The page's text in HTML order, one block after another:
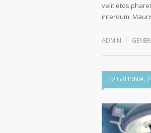
velit etos
interdum.
ADMIN
22 GRUDNIA,